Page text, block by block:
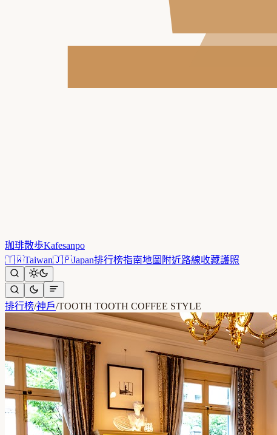
珈琲散歩Kafesanpo
🇹🇼Taiwan🇯🇵Japan排行榜指南地圖 附近路線收藏護照
排行榜/神戶/TOOTH TOOTH COFFEE STYLE